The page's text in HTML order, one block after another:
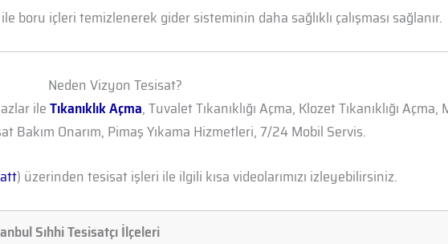
boru içleri temizlenerek gider sisteminin daha sağlıklı çalışması sağlanır.
Neden Vizyon Tesisat?
ileTıkanıklık Açma, Tuvalet Tıkanıklığı Açma, Klozet Tıkanıklığı Açma,
Bakım Onarım, Pimaş Yıkama Hizmetleri, 7/24 Mobil Servis.
) üzerinden tesisat işleri ile ilgili kısa videolarımızı izleyebilirsiniz.
Sıhhi Tesisatçı İlçeleri